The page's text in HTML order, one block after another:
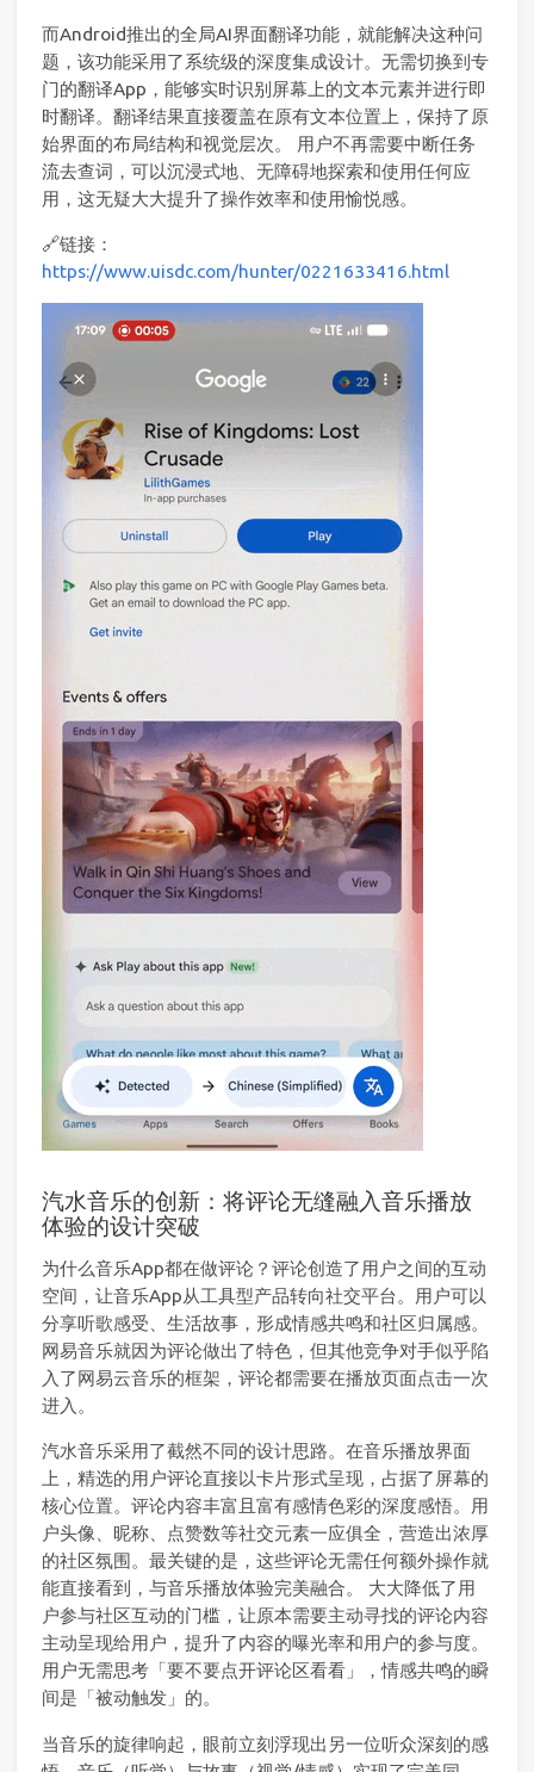
而Android推出的全局AI界面翻译功能，就能解决这种问
题，该功能采用了系统级的深度集成设计。无需切换到专
门的翻译App，能够实时识别屏幕上的文本元素并进行即
时翻译。翻译结果直接覆盖在原有文本位置上，保持了原
始界面的布局结构和视觉层次。 用户不再需要中断任务
流去查词，可以沉浸式地、无障碍地探索和使用任何应
用，这无疑大大提升了操作效率和使用愉悦感。
🔗链接：
https://www.uisdc.com/hunter/0221633416.html
汽水音乐的创新：将评论无缝融入音乐播放
体验的设计突破
为什么音乐App都在做评论？评论创造了用户之间的互动
空间，让音乐App从工具型产品转向社交平台。用户可以
分享听歌感受、生活故事，形成情感共鸣和社区归属感。
网易音乐就因为评论做出了特色，但其他竞争对手似乎陷
入了网易云音乐的框架，评论都需要在播放页面点击一次
进入。
汽水音乐采用了截然不同的设计思路。在音乐播放界面
上，精选的用户评论直接以卡片形式呈现，占据了屏幕的
核心位置。评论内容丰富且富有感情色彩的深度感悟。用
户头像、昵称、点赞数等社交元素一应俱全，营造出浓厚
的社区氛围。最关键的是，这些评论无需任何额外操作就
能直接看到，与音乐播放体验完美融合。 大大降低了用
户参与社区互动的门槛，让原本需要主动寻找的评论内容
主动呈现给用户，提升了内容的曝光率和用户的参与度。
用户无需思考「要不要点开评论区看看」，情感共鸣的瞬
间是「被动触发」的。
当音乐的旋律响起，眼前立刻浮现出另一位听众深刻的感